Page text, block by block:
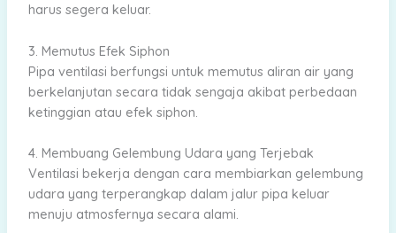
harus segera keluar.
3. Memutus Efek Siphon
Pipa ventilasi berfungsi untuk memutus aliran air yang
berkelanjutan secara tidak sengaja akibat perbedaan
ketinggian atau efek siphon.
4. Membuang Gelembung Udara yang Terjebak
Ventilasi bekerja dengan cara membiarkan gelembung
udara yang terperangkap dalam jalur pipa keluar
menuju atmosfernya secara alami.